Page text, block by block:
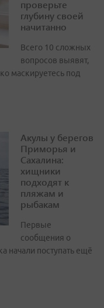
проверьте
глубину своей
начитанно
Всего 10 сложных
вопросов выявят,
маскируетесь под
Акулы у берегов
Приморья и
Сахалина:
хищники
подходят к
пляжам и
рыбакам
Первые
сообщения о
начали поступать ещё